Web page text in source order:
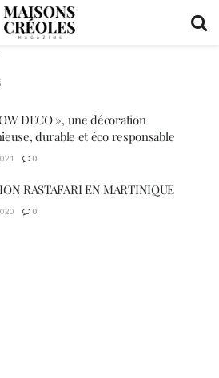
DECO », une décoration
durable et éco responsable
0
RASTAFARI EN MARTINIQUE
0